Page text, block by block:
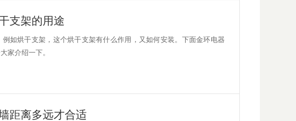
支架的用途
如烘干支架，这个烘干支架有什么作用，又如何安装。下面金环电器
家介绍一下。
距离多远才合适